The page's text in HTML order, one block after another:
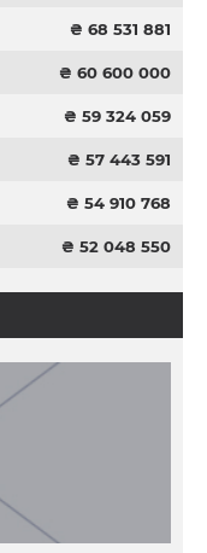
₴ 68 531 881
₴ 60 600 000
₴ 59 324 059
₴ 57 443 591
₴ 54 910 768
₴ 52 048 550